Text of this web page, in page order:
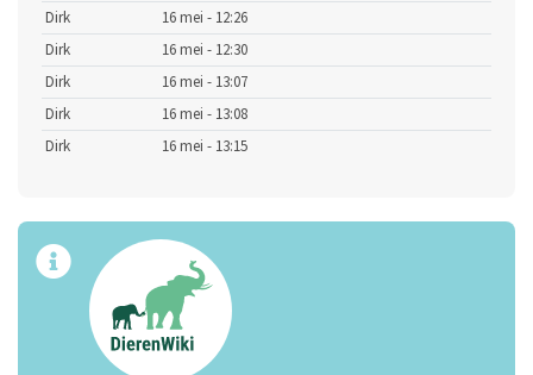
Dirk
16 mei - 12:26
Dirk
16 mei - 12:30
Dirk
16 mei - 13:07
Dirk
16 mei - 13:08
Dirk
16 mei - 13:15